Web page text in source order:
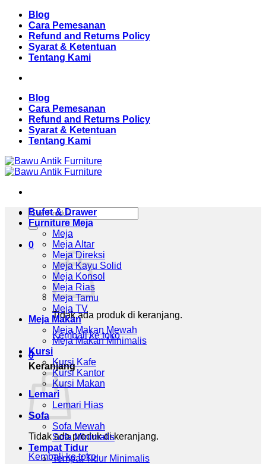
Skip
content
Blog
Cara Pemesanan
Refund and Returns Policy
Syarat & Ketentuan
Tentang Kami
Blog
Cara Pemesanan
Refund and Returns Policy
Syarat & Ketentuan
Tentang Kami
Pencarian
untuk:
0
Tidak ada produk di keranjang.
Kembali ke toko
0
Keranjang
Tidak ada produk di keranjang.
Kembali ke toko
Bufet & Drawer
Furniture Meja
Meja
Meja Altar
Meja Direksi
Meja Kayu Solid
Meja Konsol
Meja Rias
Meja Tamu
Meja TV
Meja Makan
Meja Makan Mewah
Meja Makan Minimalis
Kursi
Kursi Kafe
Kursi Kantor
Kursi Makan
Lemari
Lemari Hias
Sofa
Sofa Mewah
Sofa Minimalis
Tempat Tidur
Tempat Tidur Minimalis